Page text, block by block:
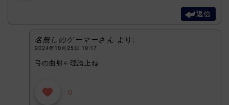
返信
名無しのゲーマーさん より:
2024年10月25日 19:17
弓の曲射←理論上ね
0